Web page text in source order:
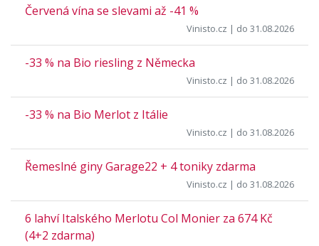
Červená vína se slevami až -41 %
Vinisto.cz | do 31.08.2026
-33 % na Bio riesling z Německa
Vinisto.cz | do 31.08.2026
-33 % na Bio Merlot z Itálie
Vinisto.cz | do 31.08.2026
Řemeslné giny Garage22 + 4 toniky zdarma
Vinisto.cz | do 31.08.2026
6 lahví Italského Merlotu Col Monier za 674 Kč
(4+2 zdarma)